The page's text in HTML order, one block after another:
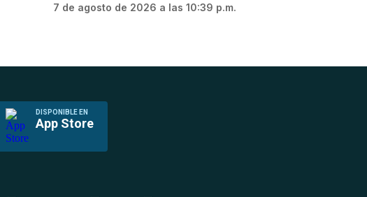
7 de agosto de 2026 a las 10:39 p.m.
DISPONIBLE EN
App Store